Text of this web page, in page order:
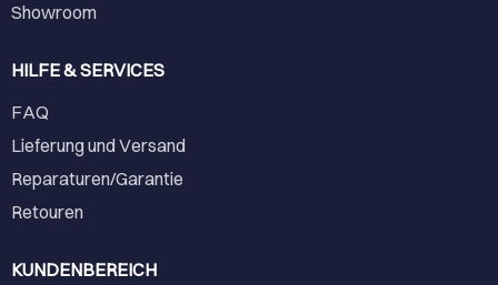
Showroom
HILFE & SERVICES
FAQ
Lieferung und Versand
Reparaturen/Garantie
Retouren
KUNDENBEREICH